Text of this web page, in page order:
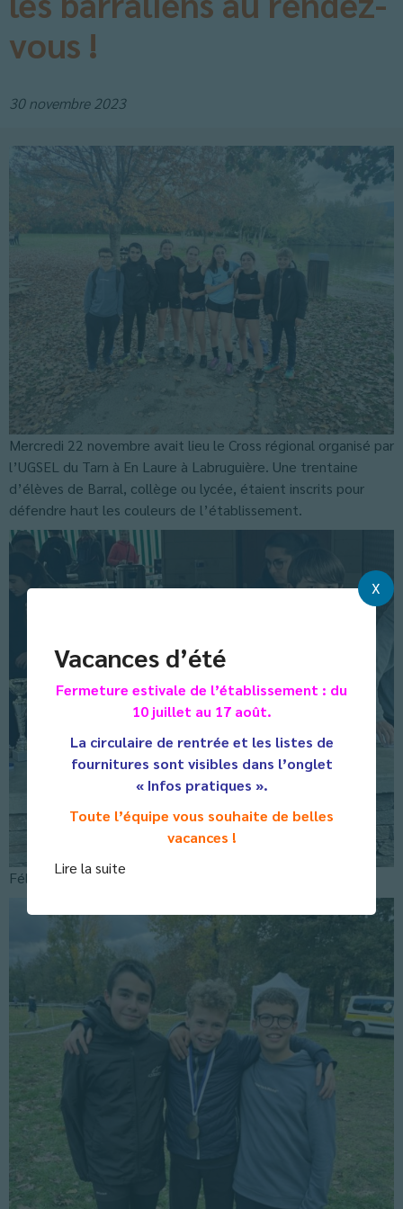
Vacances d’été
Fermeture estivale de l’établissement : du
10 juillet au 17 août.
La circulaire de rentrée et les listes de
fournitures sont visibles dans l’onglet
« Infos pratiques ».
Toute l’équipe vous souhaite de belles
vacances !
Lire la suite
X
vous !
30 novembre 2023
Mercredi 22 novembre avait lieu le Cross régional organisé par
l’UGSEL du Tarn à En Laure à Labruguière. Une trentaine
d’élèves de Barral, collège ou lycée, étaient inscrits pour
défendre haut les couleurs de l’établissement.
Félicitations à tous les participants.